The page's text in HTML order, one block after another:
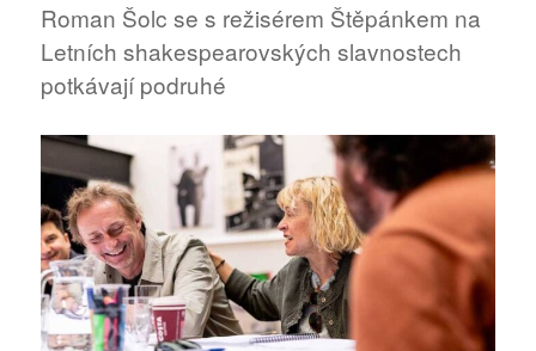
Roman Šolc se s režisérem Štěpánkem na
Letních shakespearovských slavnostech
potkávají podruhé